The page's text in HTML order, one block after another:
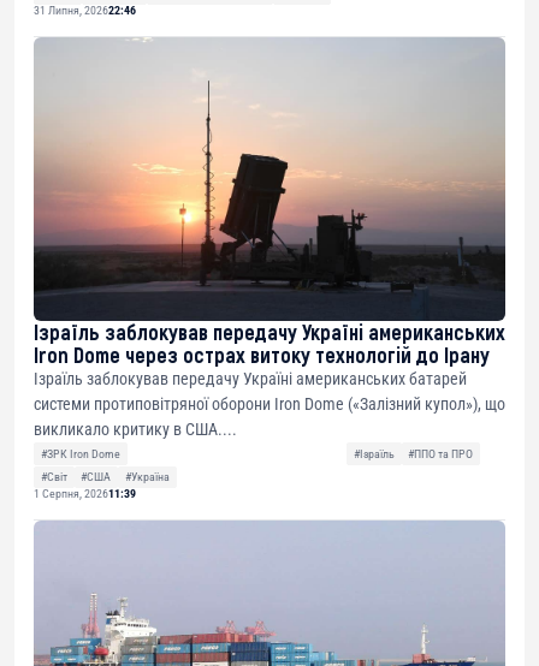
31 Липня, 202622:46
Ізраїль заблокував передачу Україні американських
Iron Dome через острах витоку технологій до Ірану
Ізраїль заблокував передачу Україні американських батарей
системи протиповітряної оборони Iron Dome («Залізний купол»), що
викликало критику в США....
#ЗРК Iron Dome #Ізраїль
#ППО та ПРО
#Світ
#США
#Україна
1 Серпня, 202611:39